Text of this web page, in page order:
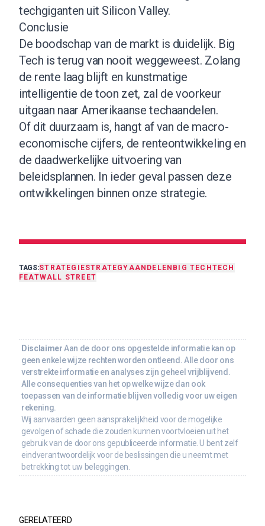
techgiganten uit Silicon Valley.
Conclusie
De boodschap van de markt is duidelijk. Big
Tech is terug van nooit weggeweest. Zolang
de rente laag blijft en kunstmatige
intelligentie de toon zet, zal de voorkeur
uitgaan naar Amerikaanse techaandelen.
Of dit duurzaam is, hangt af van de macro-
economische cijfers, de renteontwikkeling en
de daadwerkelijke uitvoering van
beleidsplannen. In ieder geval passen deze
ontwikkelingen binnen onze strategie.
TAGS:STRATEGIESTRATEGYAANDELEN BIG TECH TECH
FEATWALL STREET
Disclaimer Aan de door ons opgestelde informatie kan op
geen enkele wijze rechten worden ontleend. Alle door ons
verstrekte informatie en analyses zijn geheel vrijblijvend.
Alle consequenties van het op welke wijze dan ook
toepassen van de informatie blijven volledig voor uw eigen
rekening.
Wij aanvaarden geen aansprakelijkheid voor de mogelijke
gevolgen of schade die zouden kunnen voortvloeien uit het
gebruik van de door ons gepubliceerde informatie. U bent zelf
eindverantwoordelijk voor de beslissingen die u neemt met
betrekking tot uw beleggingen.
GERELATEERD